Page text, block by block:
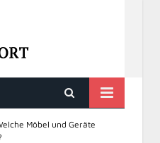
Möbel und Geräte